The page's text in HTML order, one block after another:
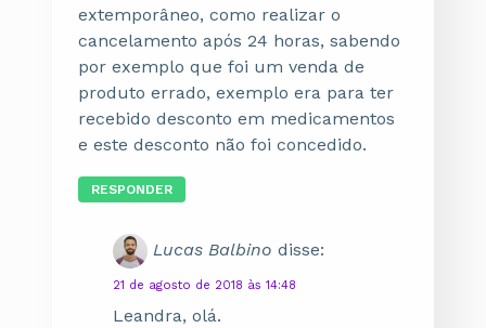
extemporâneo, como realizar o
cancelamento após 24 horas, sabendo
por exemplo que foi um venda de
produto errado, exemplo era para ter
recebido desconto em medicamentos
e este desconto não foi concedido.
RESPONDER
Lucas Balbino disse:
21 de agosto de 2018 às 14:48
Leandra, olá.